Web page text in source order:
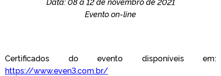
Evento on-line
Certificados do evento disponíveis em:
https://www.even3.com.br/